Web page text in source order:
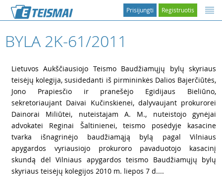
Registruotis
Prisijungti
BYLA 2K-61/2011
Lietuvos Aukščiausiojo Teismo Baudžiamųjų bylų skyriaus
teisėjų kolegija, susidedanti iš pirmininkės Dalios Bajerčiūtės,
Jono Prapiesčio ir pranešėjo Egidijaus Bieliūno,
sekretoriaujant Daivai Kučinskienei, dalyvaujant prokurorei
Dainorai Miliūtei, nuteistajam A. M., nuteistojo gynėjai
advokatei Reginai Šaltinienei, teismo posėdyje kasacine
tvarka išnagrinėjo baudžiamąją bylą pagal Vilniaus
apygardos vyriausiojo prokuroro pavaduotojo kasacinį
skundą dėl Vilniaus apygardos teismo Baudžiamųjų bylų
skyriaus teisėjų kolegijos 2010 m. liepos 7 d....